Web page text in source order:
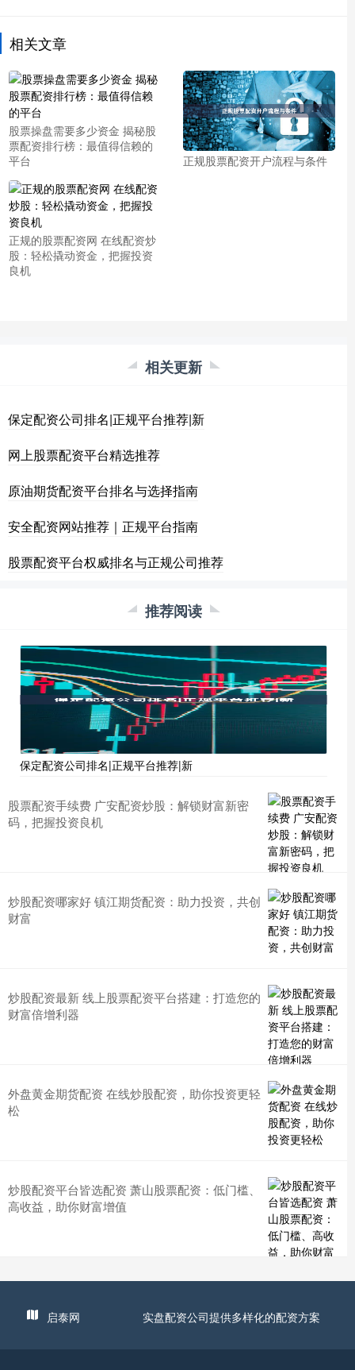
相关文章
股票操盘需要多少资金 揭秘股
票配资排行榜：最值得信赖的
平台
正规股票配资开户流程与条件
正规的股票配资网 在线配资炒
股：轻松撬动资金，把握投资
良机
相关更新
保定配资公司排名|正规平台推荐|新
网上股票配资平台精选推荐
原油期货配资平台排名与选择指南
安全配资网站推荐｜正规平台指南
股票配资平台权威排名与正规公司推荐
推荐阅读
保定配资公司排名|正规平台推荐|新
股票配资手续费 广安配资炒股：解锁财富新密
码，把握投资良机
炒股配资哪家好 镇江期货配资：助力投资，共创
财富
炒股配资最新 线上股票配资平台搭建：打造您的
财富倍增利器
外盘黄金期货配资 在线炒股配资，助你投资更轻
松
炒股配资平台皆选配资 萧山股票配资：低门槛、
高收益，助你财富增值
启泰网 实盘配资公司提供多样化的配资方案